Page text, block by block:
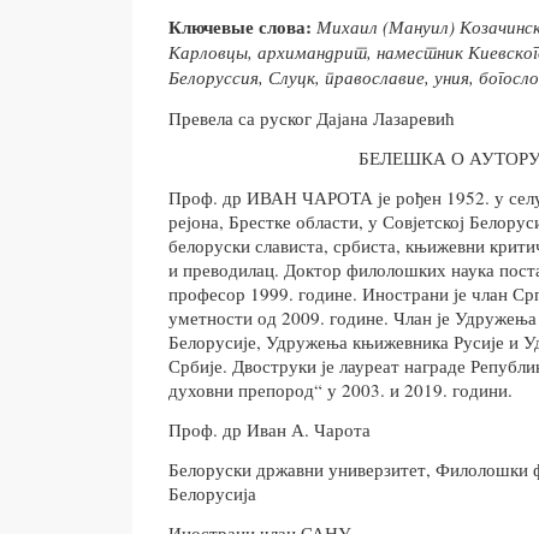
Ключевые слова: Михаил (Мануил)
Карловцы, архимандрит, наместник
Белоруссия, Слуцк, православие, уния,
Превела са руског Дајана Лазаревић
БЕЛЕШКА О
Проф. др ИВАН ЧАРОТА је рођен 1952. у
рејона, Брестке области, у Совјетској
белоруски слависта, србиста, књижевни
и преводилац. Доктор филолошких наука
професор 1999. године. Инострани је члан
уметности од 2009. године. Члан је
Белорусије, Удружења књижевника Русије и
Србије. Двоструки је лауреат награде
духовни препород“ у 2003. и 2019. години.
Проф. др Иван А. Чарота
Белоруски државни универзитет, Филолошки
Белорусија